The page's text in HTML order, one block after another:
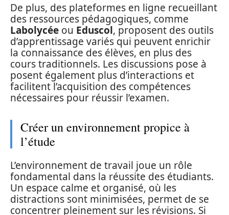
De plus, des plateformes en ligne recueillant
des ressources pédagogiques, comme
Labolycée ou Eduscol, proposent des outils
d’apprentissage variés qui peuvent enrichir
la connaissance des élèves, en plus des
cours traditionnels. Les discussions pose à
posent également plus d’interactions et
facilitent l’acquisition des compétences
nécessaires pour réussir l’examen.
Créer un environnement propice à
l’étude
L’environnement de travail joue un rôle
fondamental dans la réussite des étudiants.
Un espace calme et organisé, où les
distractions sont minimisées, permet de se
concentrer pleinement sur les révisions. Si